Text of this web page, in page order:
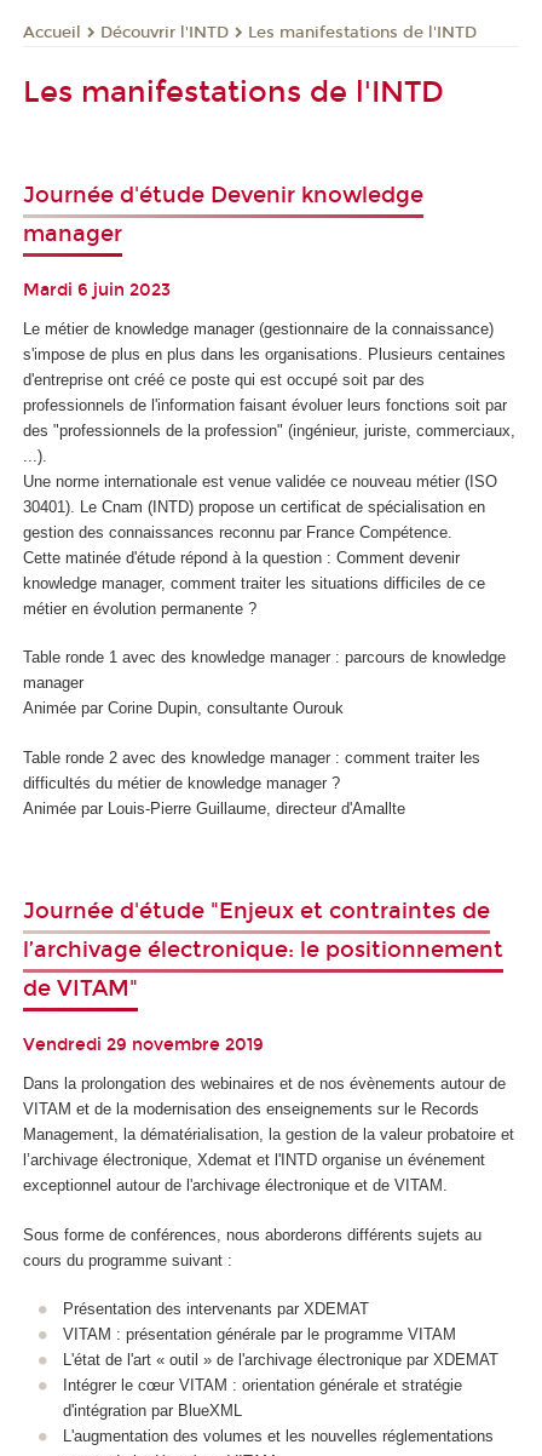
Accueil Découvrir l'INTD Les manifestations de l'INTD
Les manifestations de l'INTD
Journée d'étude Devenir knowledge
manager
Mardi 6 juin 2023
Le métier de knowledge manager (gestionnaire de la connaissance)
s'impose de plus en plus dans les organisations. Plusieurs centaines
d'entreprise ont créé ce poste qui est occupé soit par des
professionnels de l'information faisant évoluer leurs fonctions soit par
des "professionnels de la profession" (ingénieur, juriste, commerciaux,
...).
Une norme internationale est venue validée ce nouveau métier (ISO
30401). Le Cnam (INTD) propose un certificat de spécialisation en
gestion des connaissances reconnu par France Compétence.
Cette matinée d'étude répond à la question : Comment devenir
knowledge manager, comment traiter les situations difficiles de ce
métier en évolution permanente ?
Table ronde 1 avec des knowledge manager : parcours de knowledge
manager
Animée par Corine Dupin, consultante Ourouk
Table ronde 2 avec des knowledge manager : comment traiter les
difficultés du métier de knowledge manager ?
Animée par Louis-Pierre Guillaume, directeur d'Amallte
Journée d'étude "Enjeux et contraintes de
l’archivage électronique: le positionnement
de VITAM"
Vendredi 29 novembre 2019
Dans la prolongation des webinaires et de nos évènements autour de
VITAM et de la modernisation des enseignements sur le Records
Management, la dématérialisation, la gestion de la valeur probatoire et
l’archivage électronique, Xdemat et l'INTD organise un événement
exceptionnel autour de l'archivage électronique et de VITAM.
Sous forme de conférences, nous aborderons différents sujets au
cours du programme suivant :
Présentation des intervenants par XDEMAT
VITAM : présentation générale par le programme VITAM
L'état de l'art « outil » de l'archivage électronique par XDEMAT
Intégrer le cœur VITAM : orientation générale et stratégie
d'intégration par BlueXML
L'augmentation des volumes et les nouvelles réglementations